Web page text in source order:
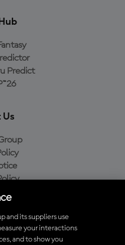
Predict
da MotoGP™
and its suppliers use
your interactions
and to show you